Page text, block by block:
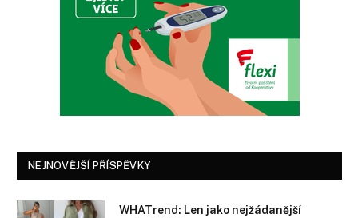
NEJNOVĚJŠÍ PŘÍSPĚVKY
WHATrend: Len jako nejžádanější